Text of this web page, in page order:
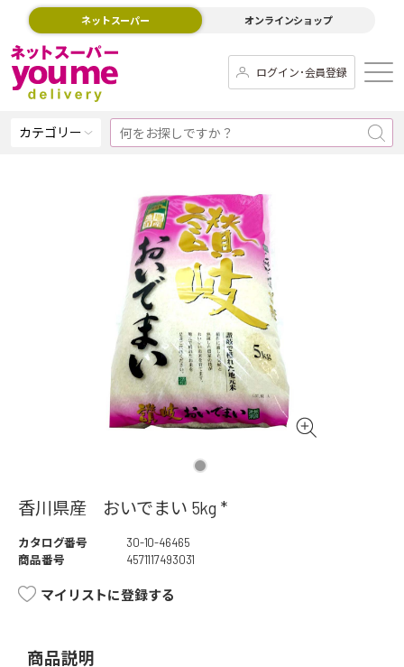
ネットスーパー オンラインショップ
ログイン･会員登録
カテゴリー
香川県産 おいでまい 5kg *
カタログ番号
30-10-46465
商品番号
4571117493031
マイリストに登録する
商品説明